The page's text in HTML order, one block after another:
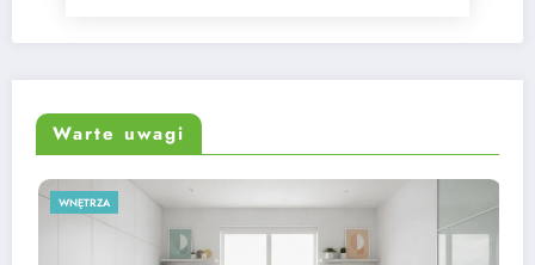
Warte uwagi
WNĘTRZA